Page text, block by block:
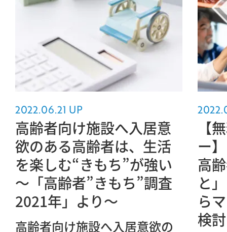
2022.06.21 UP
高齢者向け施設へ入居意
欲のある高齢者は、生活
を楽しむ“きもち”が強い
～「高齢者”きもち”調査
2021年」より～
高齢者向け施設へ入居意欲の
【
ー】
高
と
ら
検